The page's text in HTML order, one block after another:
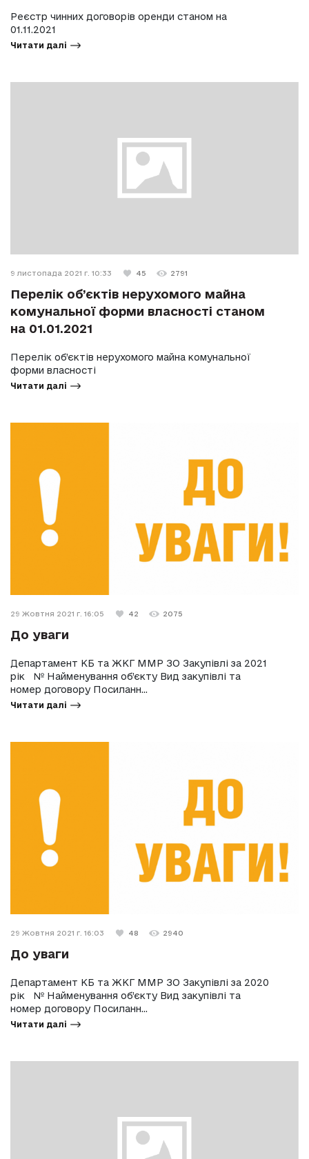
Реєстр чинних договорів оренди станом на
01.11.2021
Читати далі
9 листопада 2021 г. 10:33 45 2791
Перелік об’єктів нерухомого майна
комунальної форми власності станом
на 01.01.2021
Перелік об’єктів нерухомого майна комунальної
форми власності
Читати далі
29 Жовтня 2021 г. 16:05 42 2075
До уваги
Департамент КБ та ЖКГ ММР ЗО Закупівлі за 2021
рік № Найменування об’єкту Вид закупівлі та
номер договору Посиланн...
Читати далі
29 Жовтня 2021 г. 16:03 48 2940
До уваги
Департамент КБ та ЖКГ ММР ЗО Закупівлі за 2020
рік № Найменування об’єкту Вид закупівлі та
номер договору Посиланн...
Читати далі